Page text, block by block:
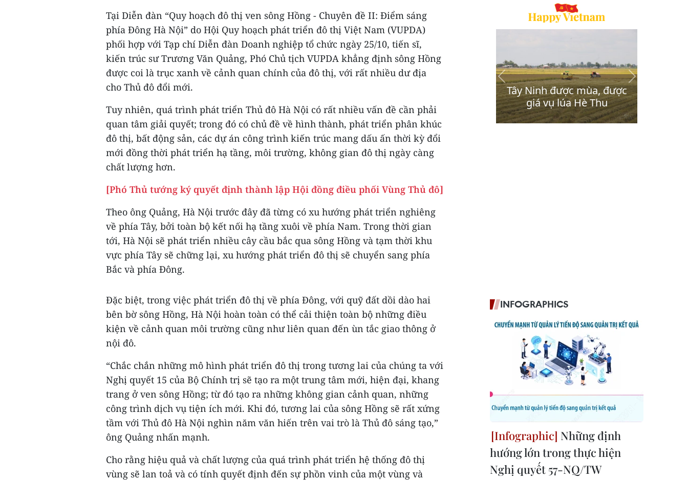
Tại Diễn đàn “Quy hoạch đô thị ven sông Hồng - Chuyên đề II: Điểm sáng
phía Đông Hà Nội” do Hội Quy hoạch phát triển đô thị Việt Nam (VUPDA)
phối hợp với Tạp chí Diễn đàn Doanh nghiệp tổ chức ngày 25/10, tiến sĩ,
kiến trúc sư Trương Văn Quảng, Phó Chủ tịch VUPDA khẳng định sông Hồng
được coi là trục xanh về cảnh quan chính của đô thị, với rất nhiều dư địa
cho Thủ đô đổi mới.
Tuy nhiên, quá trình phát triển Thủ đô Hà Nội có rất nhiều vấn đề cần phải
quan tâm giải quyết; trong đó có chủ đề về hình thành, phát triển phân khúc
đô thị, bất động sản, các dự án công trình kiến trúc mang dấu ấn thời kỳ đổi
mới đồng thời phát triển hạ tầng, môi trường, không gian đô thị ngày càng
chất lượng hơn.
[Phó Thủ tướng ký quyết định thành lập Hội đồng điều phối Vùng Thủ đô]
Theo ông Quảng, Hà Nội trước đây đã từng có xu hướng phát triển nghiêng
về phía Tây, bởi toàn bộ kết nối hạ tầng xuôi về phía Nam. Trong thời gian
tới, Hà Nội sẽ phát triển nhiều cây cầu bắc qua sông Hồng và tạm thời khu
vực phía Tây sẽ chững lại, xu hướng phát triển đô thị sẽ chuyển sang phía
Bắc và phía Đông.
Đặc biệt, trong việc phát triển đô thị về phía Đông, với quỹ đất dồi dào hai
bên bờ sông Hồng, Hà Nội hoàn toàn có thể cải thiện toàn bộ những điều
kiện về cảnh quan môi trường cũng như liên quan đến ùn tắc giao thông ở
nội đô.
“Chắc chắn những mô hình phát triển đô thị trong tương lai của chúng ta với
Nghị quyết 15 của Bộ Chính trị sẽ tạo ra một trung tâm mới, hiện đại, khang
trang ở ven sông Hồng; từ đó tạo ra những không gian cảnh quan, những
công trình dịch vụ tiện ích mới. Khi đó, tương lai của sông Hồng sẽ rất xứng
tầm với Thủ đô Hà Nội nghìn năm văn hiến trên vai trò là Thủ đô sáng tạo,”
ông Quảng nhấn mạnh.
Cho rằng hiệu quả và chất lượng của quá trình phát triển hệ thống đô thị
vùng sẽ lan toả và có tính quyết định đến sự phồn vinh của một vùng và
INFOGRAPHICS
Những định
hướng lớn trong thực hiện
Nghị quyết 57-NQ/TW